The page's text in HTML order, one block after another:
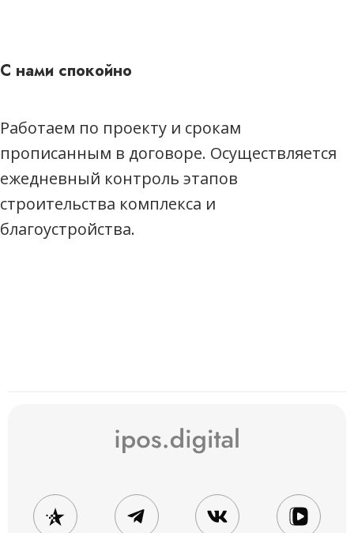
С нами спокойно
Работаем по проекту и срокам
прописанным в договоре. Осуществляется
ежедневный контроль этапов
строительства комплекса и
благоустройства.